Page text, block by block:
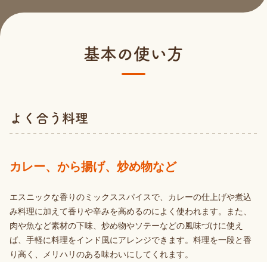
基本の使い方
よく合う料理
カレー、から揚げ、炒め物など
エスニックな香りのミックススパイスで、カレーの仕上げや煮込
み料理に加えて香りや辛みを高めるのによく使われます。また、
肉や魚など素材の下味、炒め物やソテーなどの風味づけに使え
ば、手軽に料理をインド風にアレンジできます。料理を一段と香
り高く、メリハリのある味わいにしてくれます。